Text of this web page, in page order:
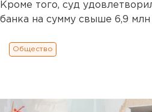
Кроме того, суд
банка на сумму свыше 6,9 млн
Общество